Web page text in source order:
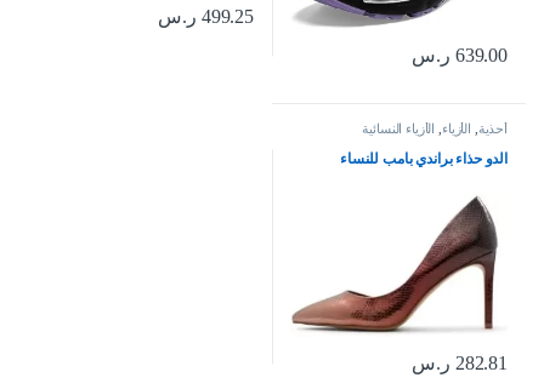
639.00 ر.س
499.25 ر.س
أحذية الأزياء الأزياء النسائية
الدو حذاء براندي بامب للنساء
282.81 ر.س